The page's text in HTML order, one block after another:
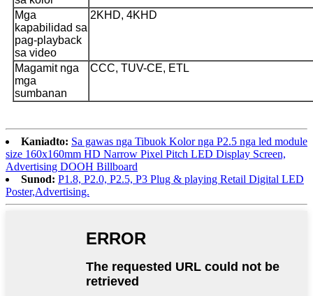
Mga
kapabilidad sa
pag-playback
sa video
2KHD, 4KHD
Magamit nga
mga
sumbanan
CCC, TUV-CE, ETL
Kaniadto: Sa gawas nga Tibuok Kolor nga P2.5 nga led module
size 160x160mm HD Narrow Pixel Pitch LED Display Screen,
Advertising DOOH Billboard
Sunod: P1.8, P2.0, P2.5, P3 Plug & playing Retail Digital LED
Poster,Advertising.